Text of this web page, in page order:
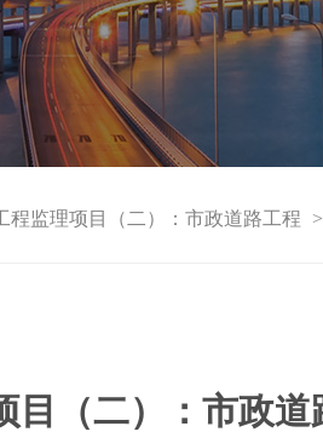
程监理项目（二）：市政道路工程 >
目（二）：市政道